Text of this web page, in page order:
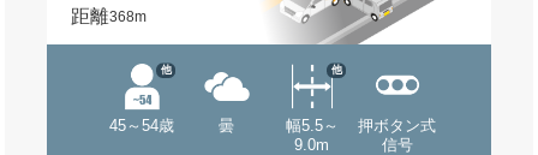
距離368m
45～54歳
他
曇
幅5.5～
9.0m
他
押ボタン式
信号